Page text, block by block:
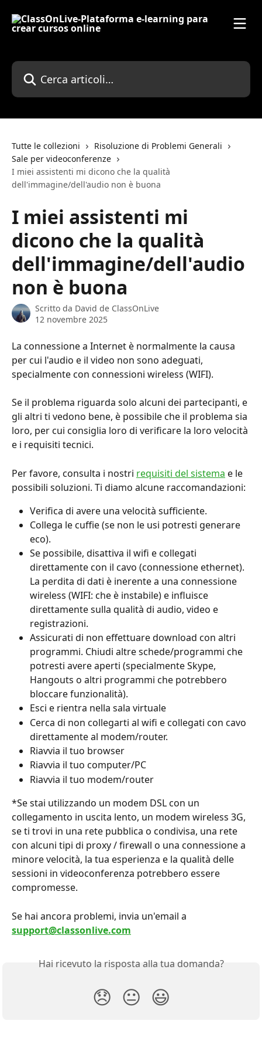
Cerca articoli…
Tutte le collezioni
Risoluzione di Problemi Generali
Sale per videoconferenze
I miei assistenti mi dicono che la qualità
dell'immagine/dell'audio non è buona
I miei assistenti mi
dicono che la qualità
dell'immagine/dell'audio
non è buona
Scritto da David de ClassOnLive
12 novembre 2025
La connessione a Internet è normalmente la causa
per cui l'audio e il video non sono adeguati,
specialmente con connessioni wireless (WIFI).
Se il problema riguarda solo alcuni dei partecipanti, e
gli altri ti vedono bene, è possibile che il problema sia
loro, per cui consiglia loro di verificare la loro velocità
e i requisiti tecnici.
Per favore, consulta i nostri requisiti del sistema e le
possibili soluzioni. Ti diamo alcune raccomandazioni:
Verifica di avere una velocità sufficiente.
Collega le cuffie (se non le usi potresti generare
eco).
Se possibile, disattiva il wifi e collegati
direttamente con il cavo (connessione ethernet).
La perdita di dati è inerente a una connessione
wireless (WIFI: che è instabile) e influisce
direttamente sulla qualità di audio, video e
registrazioni.
Assicurati di non effettuare download con altri
programmi. Chiudi altre schede/programmi che
potresti avere aperti (specialmente Skype,
Hangouts o altri programmi che potrebbero
bloccare funzionalità).
Esci e rientra nella sala virtuale
Cerca di non collegarti al wifi e collegati con cavo
direttamente al modem/router.
Riavvia il tuo browser
Riavvia il tuo computer/PC
Riavvia il tuo modem/router
*Se stai utilizzando un modem DSL con un
collegamento in uscita lento, un modem wireless 3G,
se ti trovi in una rete pubblica o condivisa, una rete
con alcuni tipi di proxy / firewall o una connessione a
minore velocità, la tua esperienza e la qualità delle
sessioni in videoconferenza potrebbero essere
compromesse.
Se hai ancora problemi, invia un'email a
support@classonlive.com
Hai ricevuto la risposta alla tua domanda?
😞 😐 😃